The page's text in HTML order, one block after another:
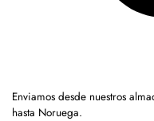
Enviamos desde nuestros
hasta Noruega.